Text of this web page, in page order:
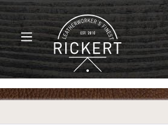
Zum Hauptinhalt springen